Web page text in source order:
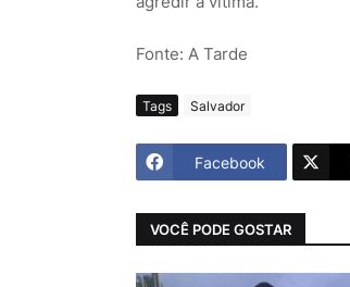
Fonte: A Tarde
Tags Salvador
Facebook
VOCÊ PODE GOSTAR